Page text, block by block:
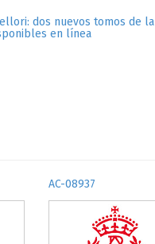
dos nuevos tomos de la
en línea
AC-08937